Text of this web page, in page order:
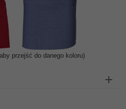
przejść do danego koloru)